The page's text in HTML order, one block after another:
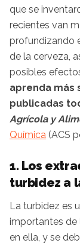
que se
recientes van
profundizando
de la cerveza,
posibles
aprenda más
publicadas
Agrícola y
Química (ACS
1. Los
turbidez a
La turbidez es
importantes de
en ella, y se